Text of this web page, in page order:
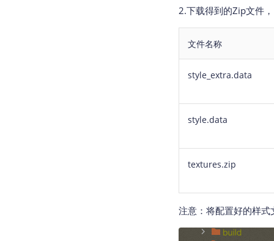
2.下载得到的Zip文件
文件名称
style_extra.data
style.data
textures.zip
注意：将配置好的样